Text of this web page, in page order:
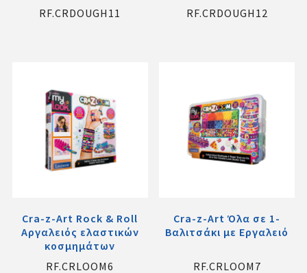
RF.CRDOUGH11
RF.CRDOUGH12
Cra-z-Art Rock & Roll
Αργαλειός ελαστικών
κοσμημάτων
RF.CRLOOM6
Cra-z-Art Όλα σε 1-
Βαλιτσάκι με Εργαλειό
RF.CRLOOM7